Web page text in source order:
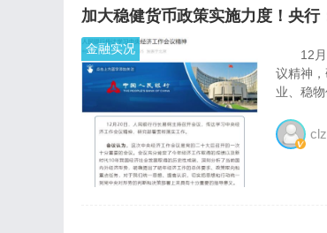
加大稳健货币政策实施力度！央
金融实况
12月21
议精神
业、稳